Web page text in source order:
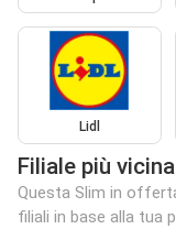
Lidl
Filiale più
Questa Slim in
filiali in base alla tua